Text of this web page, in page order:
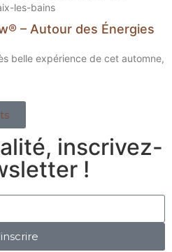
les-bains
– Autour des Énergies
belle expérience de cet automne,
inscrivez-
!